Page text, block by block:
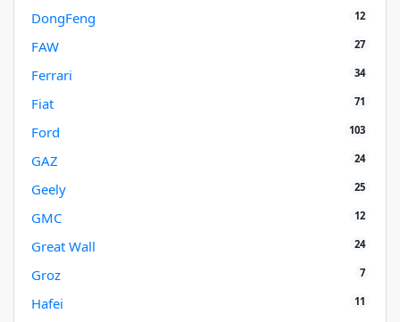
DongFeng 12
FAW 27
Ferrari 34
Fiat 71
Ford 103
GAZ 24
Geely 25
GMC 12
Great Wall 24
Groz 7
Hafei 11